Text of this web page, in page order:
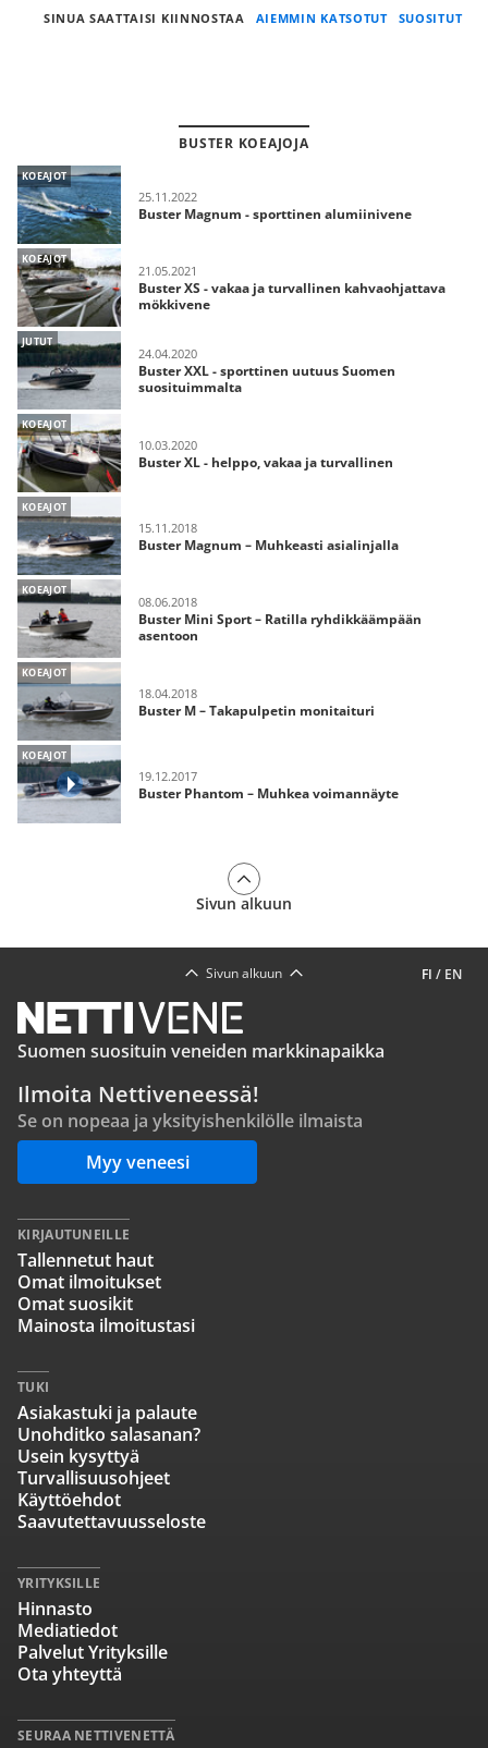
SINUA SAATTAISI KIINNOSTAA AIEMMIN KATSOTUT SUOSITUT
BUSTER KOEAJOJA
KOEAJOT
25.11.2022
Buster Magnum - sporttinen alumiinivene
KOEAJOT
21.05.2021
Buster XS - vakaa ja turvallinen kahvaohjattava
mökkivene
JUTUT
24.04.2020
Buster XXL - sporttinen uutuus Suomen
suosituimmalta
KOEAJOT
10.03.2020
Buster XL - helppo, vakaa ja turvallinen
KOEAJOT
15.11.2018
Buster Magnum – Muhkeasti asialinjalla
KOEAJOT
08.06.2018
Buster Mini Sport – Ratilla ryhdikkäämpään
asentoon
KOEAJOT
18.04.2018
Buster M – Takapulpetin monitaituri
KOEAJOT
19.12.2017
Buster Phantom – Muhkea voimannäyte
Sivun alkuun
FI / EN
Sivun alkuun
Suomen suosituin veneiden markkinapaikka
Ilmoita Nettiveneessä!
Se on nopeaa ja yksityishenkilölle ilmaista
Myy veneesi
SEURAA NETTIVENETTÄ
KIRJAUTUNEILLE
Tallennetut haut
Omat ilmoitukset
Omat suosikit
Mainosta ilmoitustasi
TUKI
Asiakastuki ja palaute
Unohditko salasanan?
Usein kysyttyä
Turvallisuusohjeet
Käyttöehdot
Saavutettavuusseloste
YRITYKSILLE
Hinnasto
Mediatiedot
Palvelut Yrityksille
Ota yhteyttä